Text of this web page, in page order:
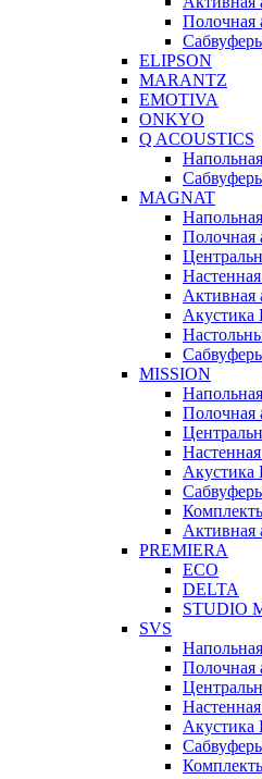
Полочная
ELIPSON
MARANTZ
EMOTIVA
ONKYO
Q ACOUSTICS
MAGNAT
Полочная
Активная
Акустика
MISSION
Полочная
Акустика
Активная
PREMIERA
ECO
DELTA
STUDIO
SVS
Полочная
Акустика